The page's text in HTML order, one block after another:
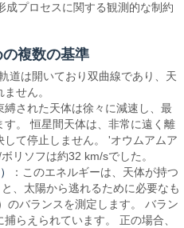
成プロセスに関する観測的な制約
複数の基準
軌道は開いており双曲線であり、天
せん。
縛された天体は徐々に減速し、最
。 恒星間天体は、非常に遠く離
て停止しません。 'オウムアムア
リソフは約32 km/sでした。
：このエネルギーは、天体が持つ
、太陽から逃れるために必要なも
バランスを測定します。 バラン
らえられています。 正の場合、